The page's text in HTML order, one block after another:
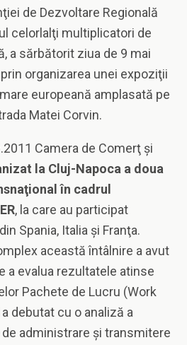
de Dezvoltare Regională
celorlalţi multiplicatori de
a sărbătorit ziua de 9 mai
organizarea unei expoziţii
europeană amplasată pe
Matei Corvin.
Camera de Comerţ şi
la Cluj-Napoca a doua
în cadrul
, la care au participat
Spania, Italia şi Franţa.
această întâlnire a avut
a evalua rezultatele atinse
Pachete de Lucru (Work
debutat cu o analiză a
administrare şi transmitere